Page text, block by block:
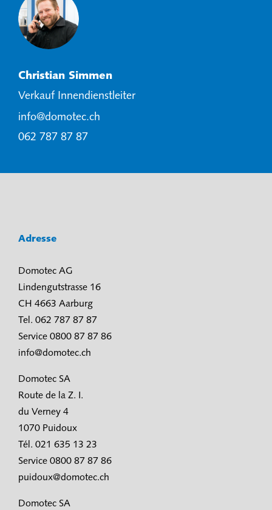
Christian Simmen
Verkauf Innendienstleiter
info@domotec.ch
062 787 87 87
Adresse
Domotec AG
Lindengutstrasse 16
CH 4663 Aarburg
Tel. 062 787 87 87
Service 0800 87 87 86
info@domotec.ch
Domotec SA
Route de la Z. I.
du Verney 4
1070 Puidoux
Tél. 021 635 13 23
Service 0800 87 87 86
puidoux@domotec.ch
Domotec SA